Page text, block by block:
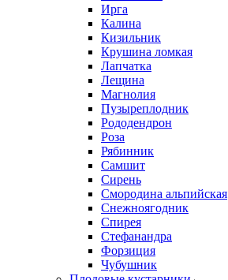
Ирга
Калина
Кизильник
Крушина ломкая
Лапчатка
Лещина
Магнолия
Пузыреплодник
Рододендрон
Роза
Рябинник
Самшит
Сирень
Смородина альпийская
Снежноягодник
Спирея
Стефанандра
Форзиция
Чубушник